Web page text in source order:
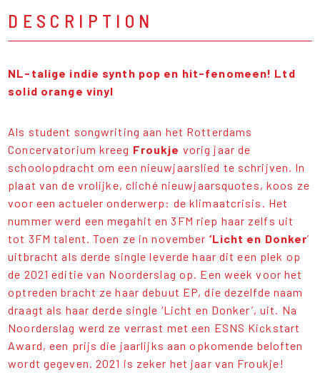
DESCRIPTION
NL-talige indie synth pop en hit-fenomeen! Ltd
solid orange vinyl
Als student songwriting aan het Rotterdams
Concervatorium kreeg Froukje vorig jaar de
schoolopdracht om een nieuwjaarslied te schrijven. In
plaat van de vrolijke, cliché nieuwjaarsquotes, koos ze
voor een actueler onderwerp: de klimaatcrisis. Het
nummer werd een megahit en 3FM riep haar zelfs uit
tot 3FM talent. Toen ze in november ‘Licht en Donker’
uitbracht als derde single leverde haar dit een plek op
de 2021 editie van Noorderslag op. Een week voor het
optreden bracht ze haar debuut EP, die dezelfde naam
draagt als haar derde single ‘Licht en Donker’, uit. Na
Noorderslag werd ze verrast met een ESNS Kickstart
Award, een prijs die jaarlijks aan opkomende beloften
wordt gegeven. 2021 is zeker het jaar van Froukje!